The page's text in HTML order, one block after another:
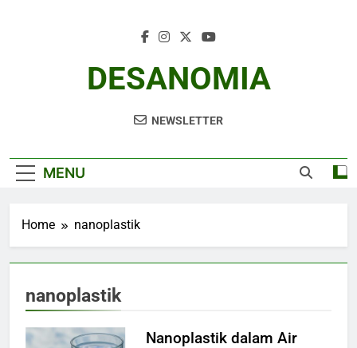
DESANOMIA
NEWSLETTER
MENU
Home nanoplastik
nanoplastik
Nanoplastik dalam Air